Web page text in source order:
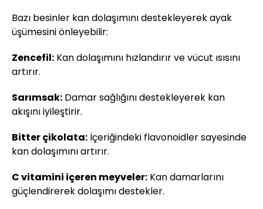
Bazı besinler kan dolaşımını destekleyerek ayak
üşümesini önleyebilir:
Zencefil: Kan dolaşımını hızlandırır ve vücut ısısını
artırır.
Sarımsak: Damar sağlığını destekleyerek kan
akışını iyileştirir.
Bitter çikolata: İçeriğindeki flavonoidler sayesinde
kan dolaşımını artırır.
C vitamini içeren meyveler: Kan damarlarını
güçlendirerek dolaşımı destekler.